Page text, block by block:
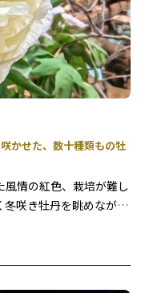
かせた、数十種類もの牡
情の紅色、栽培が難し
冬咲き牡丹を眺めなが
な大輪の咲き様から「花